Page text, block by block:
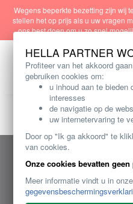
PARTNER WORLD –
Wegens beperkte bezetting zijn wij
stellen het op prijs als u uw vragen
ons best doen om u zo snel
HELLA PARTNER
Profiteer van het akkoord
gebruiken cookies om:
u inhoud aan te bieden
interesses
de navigatie op de
uw internetervaring te
Door op "Ik ga akkoord" te
van cookies.
Onze cookies bevatten
Meer informatie vindt u in onze